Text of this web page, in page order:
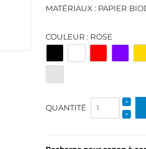
MATÉRIAUX : PAPIER
COULEUR : ROSE
et
QUANTITÉ